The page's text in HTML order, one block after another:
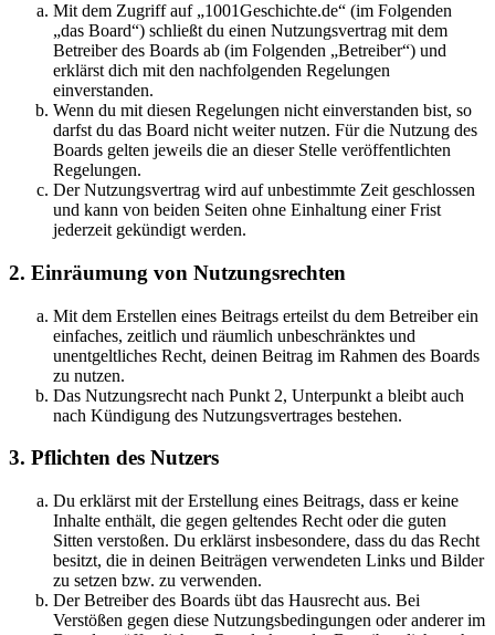
Mit dem Zugriff auf „1001Geschichte.de“ (im Folgenden
„das Board“) schließt du einen Nutzungsvertrag mit dem
Betreiber des Boards ab (im Folgenden „Betreiber“) und
erklärst dich mit den nachfolgenden Regelungen
einverstanden.
Wenn du mit diesen Regelungen nicht einverstanden bist, so
darfst du das Board nicht weiter nutzen. Für die Nutzung des
Boards gelten jeweils die an dieser Stelle veröffentlichten
Regelungen.
Der Nutzungsvertrag wird auf unbestimmte Zeit geschlossen
und kann von beiden Seiten ohne Einhaltung einer Frist
jederzeit gekündigt werden.
2. Einräumung von Nutzungsrechten
Mit dem Erstellen eines Beitrags erteilst du dem Betreiber ein
einfaches, zeitlich und räumlich unbeschränktes und
unentgeltliches Recht, deinen Beitrag im Rahmen des Boards
zu nutzen.
Das Nutzungsrecht nach Punkt 2, Unterpunkt a bleibt auch
nach Kündigung des Nutzungsvertrages bestehen.
3. Pflichten des Nutzers
Du erklärst mit der Erstellung eines Beitrags, dass er keine
Inhalte enthält, die gegen geltendes Recht oder die guten
Sitten verstoßen. Du erklärst insbesondere, dass du das Recht
besitzt, die in deinen Beiträgen verwendeten Links und Bilder
zu setzen bzw. zu verwenden.
Der Betreiber des Boards übt das Hausrecht aus. Bei
Verstößen gegen diese Nutzungsbedingungen oder anderer im